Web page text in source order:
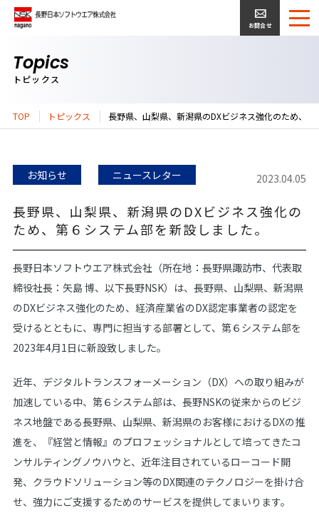
お問合せ
トピックス
Topics
TOP トピックス 長野県、山梨県、新潟県のDXビジネス強化のため、
お知らせ ニュースレター 2023.04.05
長野県、山梨県、新潟県のDXビジネス強化の
ため、第６システム部を新設しました。
長野日本ソフトウエア株式会社（所在地：長野県諏訪市、代表取
締役社長：矢島 博、以下長野NSK）は、長野県、山梨県、新潟県
のDXビジネス強化のため、経済産業省のDX認定事業者の認定を
受けるとともに、専門に担当する部署として、第６システム部を
2023年4月1日に新設致しました。
近年、デジタルトランスフォーメーション（DX）への取り組みが
加速している中、第６システム部は、長野NSKの従来からのビジ
ネス地盤である長野県、山梨県、新潟県のお客様におけるDXの推
進を、『経営と情報』のプロフェッショナルとして培ってきたコ
ンサルティングノウハウと、近年注目されているローコード開
発、クラウドソリューション等のDX関連のテクノロジーを掛け合
せ、強力にご支援するためのサービスを提供してまいります。